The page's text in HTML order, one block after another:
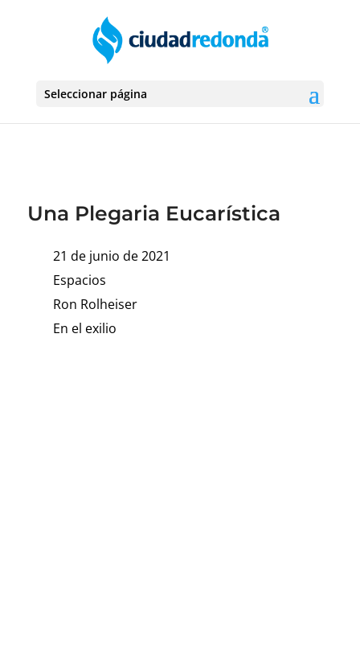
Seleccionar página
Una Plegaria Eucarística
21 de junio de 2021
Espacios
Ron Rolheiser
En el exilio